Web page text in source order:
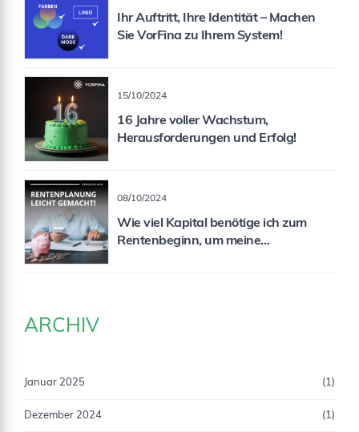
Ihr Auftritt, Ihre Identität – Machen
Sie VorFina zu Ihrem System!
15/10/2024
16 Jahre voller Wachstum,
Herausforderungen und Erfolg!
08/10/2024
Wie viel Kapital benötige ich zum
Rentenbeginn, um meine
ARCHIV
Januar 2025 (1)
Dezember 2024 (1)